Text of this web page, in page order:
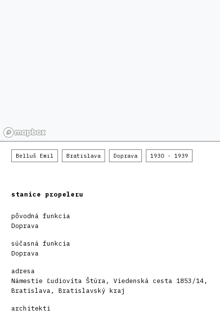
Belluš Emil Bratislava Doprava 1930 - 1939
stanice propeleru
pôvodná funkcia
Doprava
súčasná funkcia
Doprava
adresa
Námestie Ľudiovíta Štúra, Viedenská cesta 1853/14,
Bratislava, Bratislavský kraj
architekti